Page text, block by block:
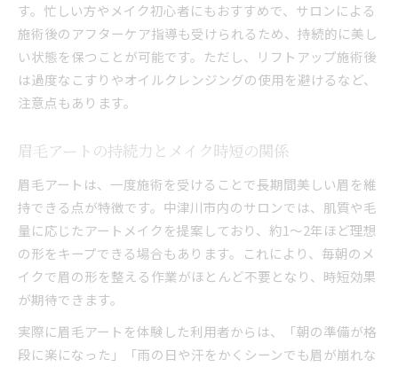
す。忙しい方やメイク初心者にもおすすめで、サロンによる
施術後のアフターケア指導も受けられるため、持続的に美し
い状態を保つことが可能です。ただし、リフトアップ施術後
は過度なこすりやオイルクレンジングの使用を避けるなど、
注意点もあります。
眉毛アートの持続力とメイク時短の関係
眉毛アートは、一度施術を受けることで長期間美しい眉を維
持できる点が特徴です。中津川市内のサロンでは、肌質や毛
量に応じたアートメイクを提案しており、約1～2年ほど理想
の形をキープできる場合もあります。これにより、毎朝のメ
イクで眉の形を整える作業がほとんど不要となり、時短効果
が期待できます。
実際に眉毛アートを体験した利用者からは、「朝の準備が格
段に楽になった」「雨の日や汗をかくシーンでも眉が崩れな